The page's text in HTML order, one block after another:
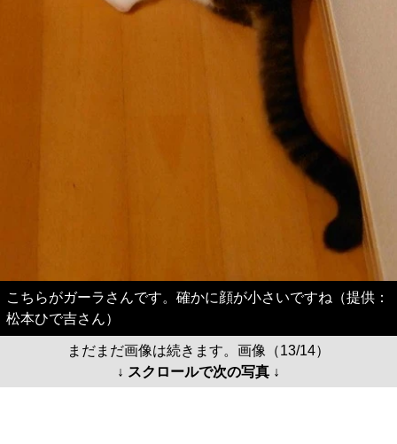
こちらがガーラさんです。確かに顔が小さいですね（提供：
松本ひで吉さん）
まだまだ画像は続きます。画像（13/14）
↓ スクロールで次の写真 ↓